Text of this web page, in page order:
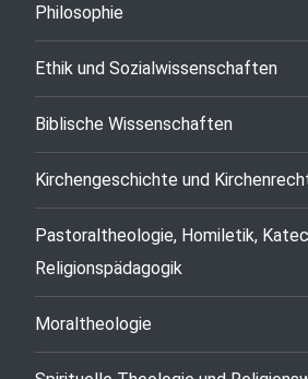
Philosophie
Ethik und Sozialwissenschaften
Biblische Wissenschaften
Kirchengeschichte und
Pastoraltheologie, Homiletik,
Religionspädagogik
Moraltheologie